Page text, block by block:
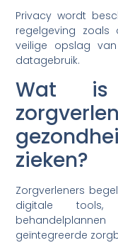
Privacy wordt
regelgeving zoals
veilige opslag
datagebruik.
Wat
zieken?
Zorgverleners
digitale tools,
geïntegreerde